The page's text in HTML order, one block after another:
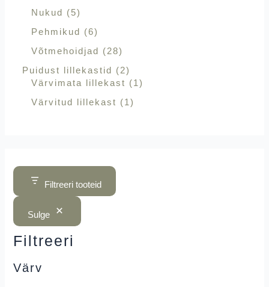
Nukud
5
Pehmikud
6
Võtmehoidjad
28
Puidust lillekastid
2
Värvimata lillekast
1
Värvitud lillekast
1
Filtreeri tooteid
Sulge
Filtreeri
Värv